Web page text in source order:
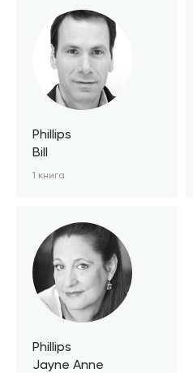
Phillips
Bill
1 книга
Phillips
Jayne Anne